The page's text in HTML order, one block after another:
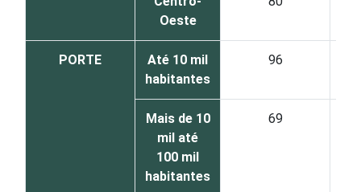
Oeste
PORTE
Até 10 mil
habitantes
96
Mais de 10
mil até
100 mil
habitantes
69